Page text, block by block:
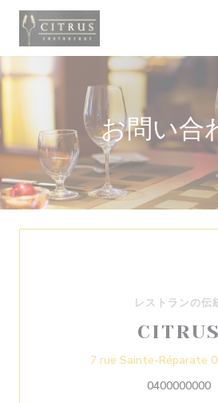
クッキー利用の管理について
お問い合
レストランの伝
CITRUS
7 rue Sainte-Réparate
0400000000